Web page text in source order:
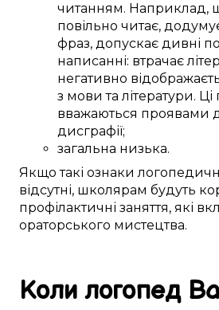
читанням. Наприклад,
повільно читає,
фраз, допускає дивні
написанні: втрачає
негативно
з мови та літератури. Ці
вважаються проявами
дисграфії;
загальна низька.
Якщо такі ознаки
відсутні, школярам будуть
профілактичні заняття, які
ораторського мистецтва.
Коли логопед